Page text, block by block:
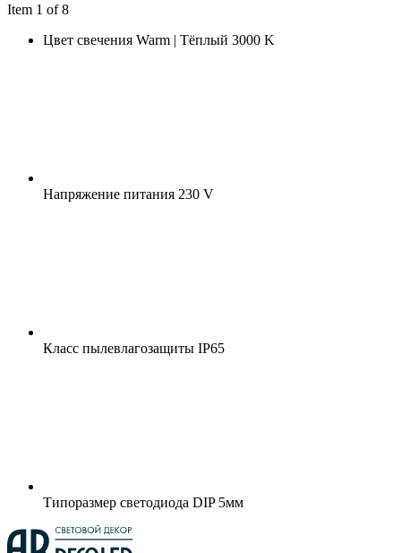
Item 1 of 8
Цвет свечения Warm | Тёплый 3000 K
Напряжение питания 230 V
Класс пылевлагозащиты IP65
Типоразмер светодиода DIP 5мм